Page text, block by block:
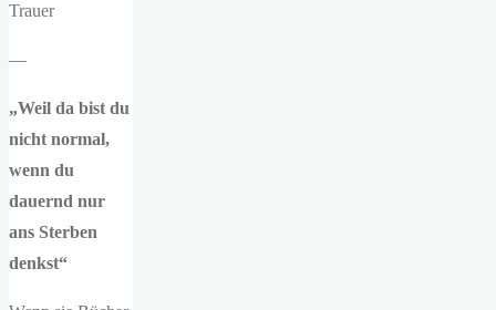
Trauer
—
„Weil da bist du
nicht normal,
wenn du
dauernd nur
ans Sterben
denkst“